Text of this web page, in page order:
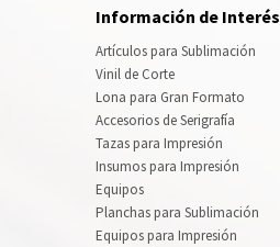
Información de Interés
Artículos para Sublimación
Vinil de Corte
Lona para Gran Formato
Accesorios de Serigrafía
Tazas para Impresión
Insumos para Impresión
Equipos
Planchas para Sublimación
Equipos para Impresión